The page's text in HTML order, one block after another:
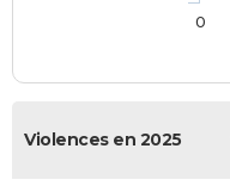
0
Violences en 2025